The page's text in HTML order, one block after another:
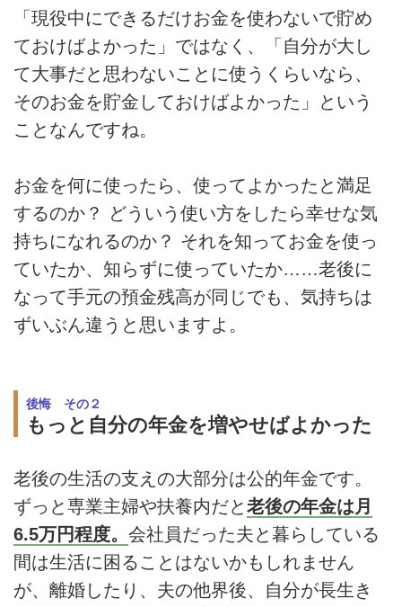
「現役中にできるだけお金を使わないで貯め
ておけばよかった」ではなく、「自分が大し
て大事だと思わないことに使うくらいなら、
そのお金を貯金しておけばよかった」という
ことなんですね。
お金を何に使ったら、使ってよかったと満足
するのか？ どういう使い方をしたら幸せな気
持ちになれるのか？ それを知ってお金を使っ
ていたか、知らずに使っていたか……老後に
なって手元の預金残高が同じでも、気持ちは
ずいぶん違うと思いますよ。
後悔 その２
もっと自分の年金を増やせばよかった
老後の生活の支えの大部分は公的年金です。
ずっと専業主婦や扶養内だと老後の年金は月
6.5万円程度。 会社員だった夫と暮らしている
間は生活に困ることはないかもしれません
が、離婚したり、夫の他界後、自分が長生き